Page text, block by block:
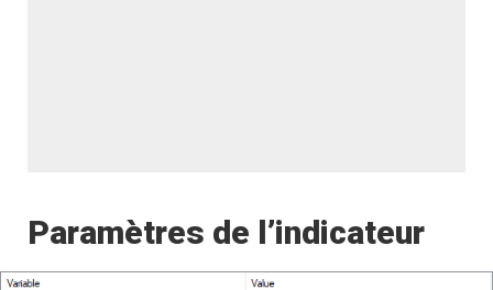
Paramètres de l’indicateur